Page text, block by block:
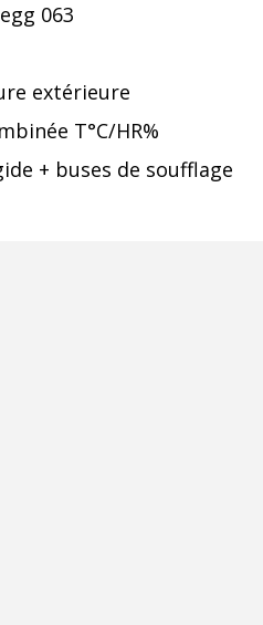
063
extérieure
T°C/HR%
+ buses de soufflage